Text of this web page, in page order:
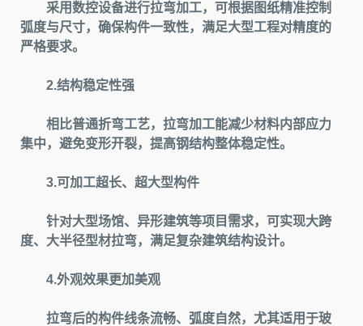
采用数控设备进行拉弯加工，可根据图纸精准控制
弧度与尺寸，确保构件一致性，满足大型工程对精度的
严格要求。
2.结构稳定性强
相比普通折弯工艺，拉弯加工能减少材料内部应力
集中，避免变形开裂，提高钢结构整体稳定性。
3.可加工超长、超大型构件
针对大型场馆、异形建筑等项目需求，可实现大跨
度、大半径型材拉弯，满足复杂建筑结构设计。
4.外观效果更加美观
拉弯后的构件线条流畅、弧度自然，尤其适用于玻